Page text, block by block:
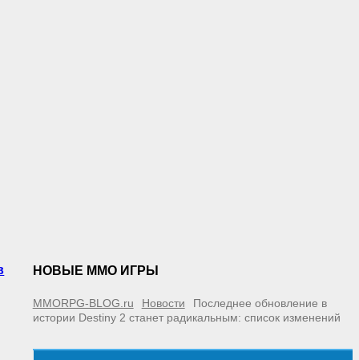
НОВЫЕ MMO ИГРЫ
MMORPG-BLOG.ru Новости
Последнее обновление в
истории Destiny 2 станет радикальным: список изменений